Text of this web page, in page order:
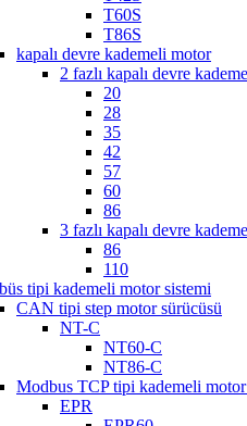
T60S
T86S
kapalı devre kademeli motor
2 fazlı kapalı devre
20
28
35
42
57
60
86
3 fazlı kapalı devre
86
110
tipi kademeli motor sistemi
CAN tipi step motor sürücüsü
NT-C
NT60-C
NT86-C
Modbus TCP tipi kademeli motor
EPR